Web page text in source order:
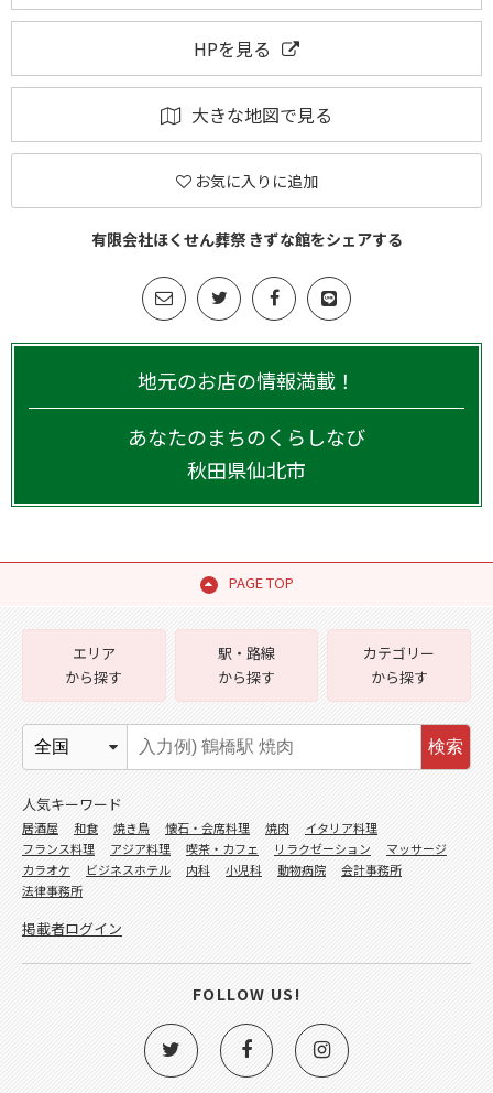
HPを見る
大きな地図で見る
お気に入りに追加
有限会社ほくせん葬祭 きずな館をシェアする
地元のお店の情報満載！
あなたのまちのくらしなび
秋田県仙北市
PAGE TOP
エリア
から探す
駅・路線
から探す
カテゴリー
から探す
検索
人気キーワード
居酒屋 和食 焼き鳥 懐石・会席料理 焼肉
イタリア料理
フランス料理
アジア料理 喫茶・カフェ リラクゼーション
マッサージ
カラオケ
ビジネスホテル 内科 小児科 動物病院
会計事務所
法律事務所
掲載者ログイン
FOLLOW US!